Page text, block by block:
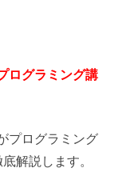
ログラミング講
プログラミング
解説します。